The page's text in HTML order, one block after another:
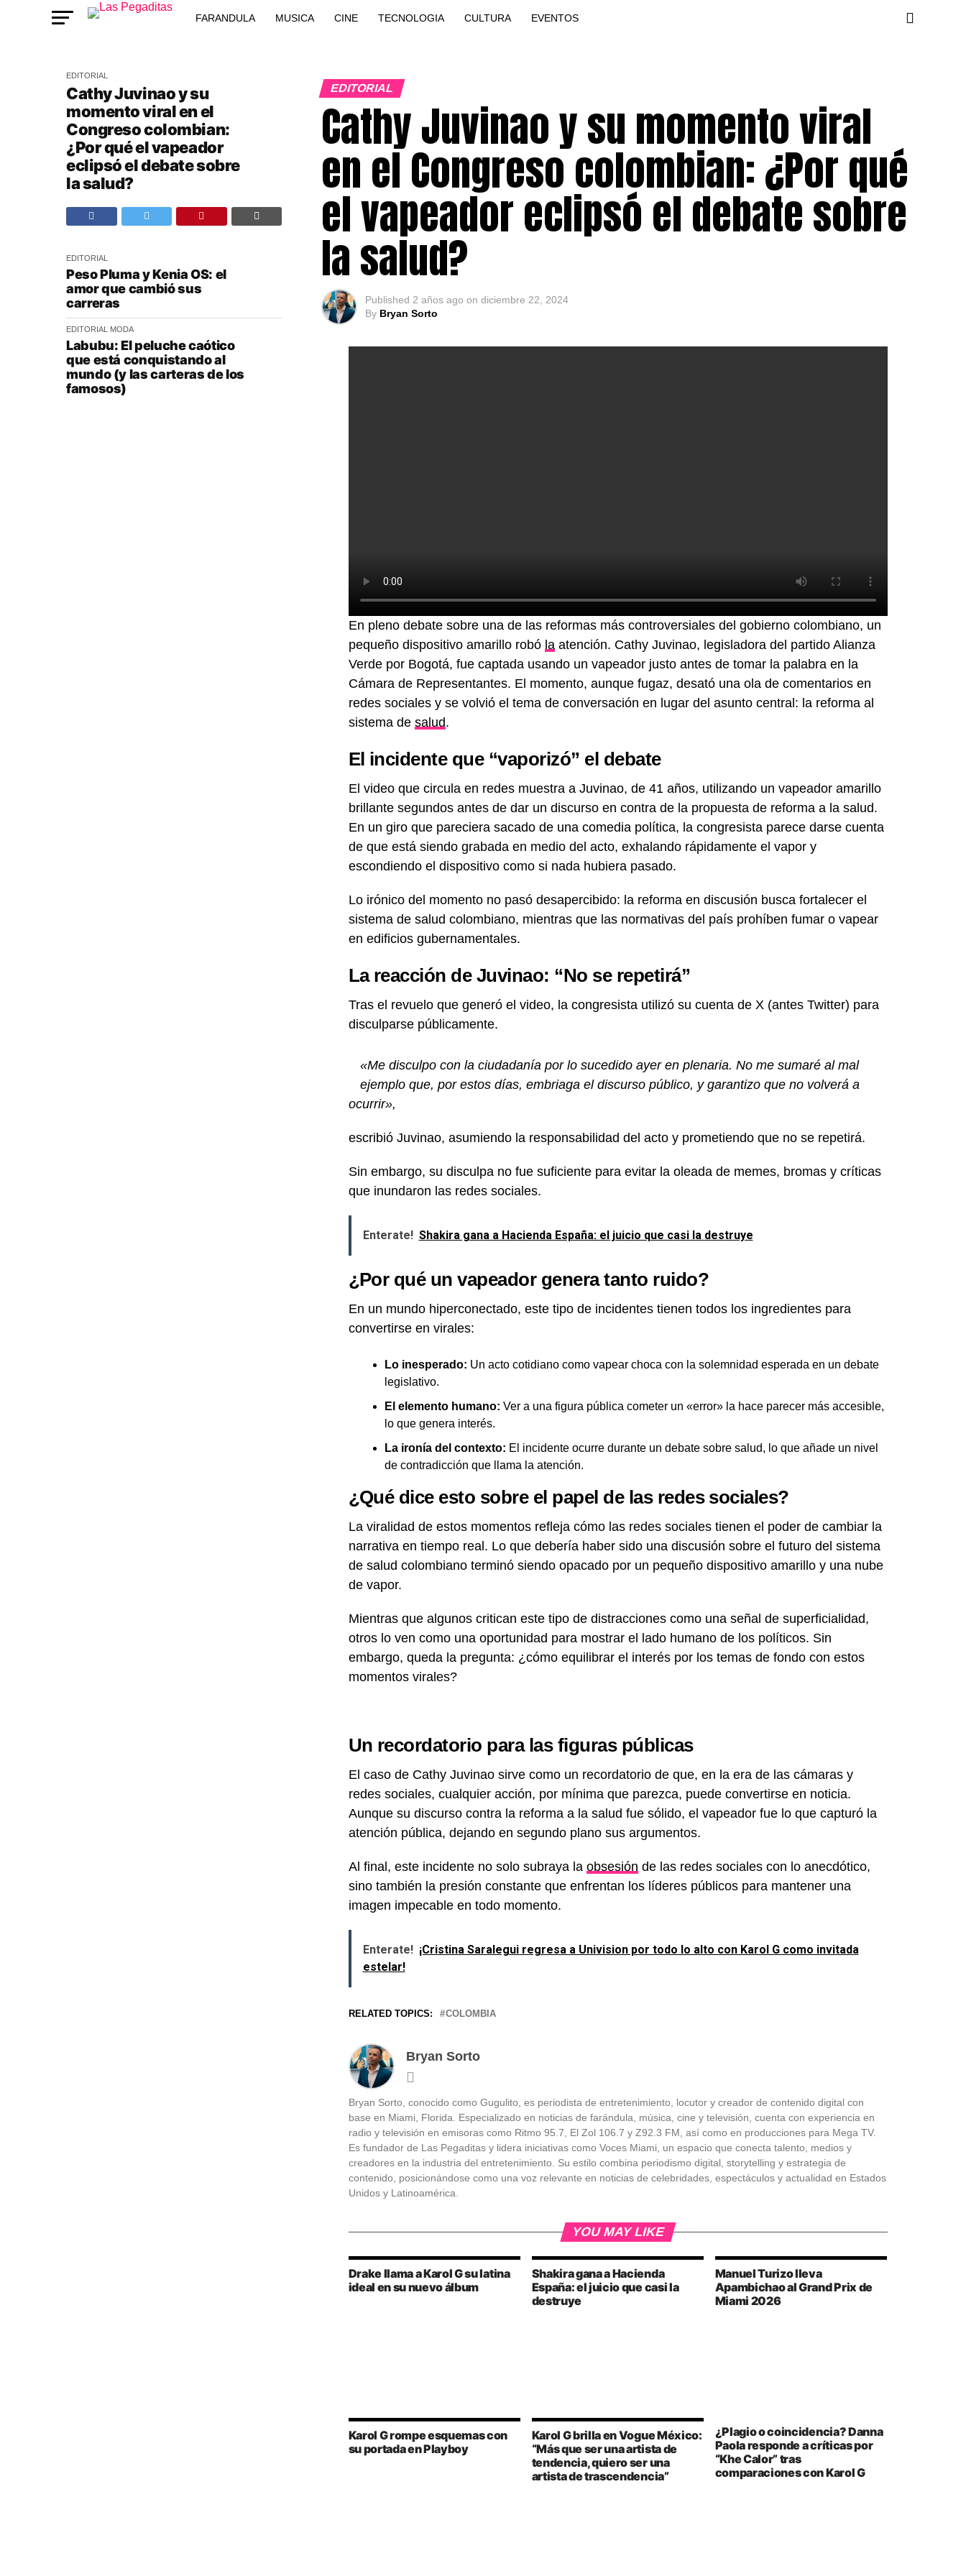
FARANDULA MUSICA CINE TECNOLOGIA CULTURA EVENTOS
EDITORIAL
Cathy Juvinao y su
momento viral en el
Congreso colombian:
¿Por qué el vapeador
eclipsó el debate sobre
la salud?
EDITORIAL
Peso Pluma y Kenia OS: el
amor que cambió sus
carreras
EDITORIAL MODA
Labubu: El peluche caótico
que está conquistando al
mundo (y las carteras de los
famosos)
EDITORIAL
Cathy Juvinao y su momento viral
en el Congreso colombian: ¿Por qué
el vapeador eclipsó el debate sobre
la salud?
Published 2 años ago on diciembre 22, 2024
By Bryan Sorto
En pleno debate sobre una de las reformas más controversiales del gobierno colombiano, un
pequeño dispositivo amarillo robó laatención. Cathy Juvinao, legisladora del partido Alianza
Verde por Bogotá, fue captada usando un vapeador justo antes de tomar la palabra en la
Cámara de Representantes. El momento, aunque fugaz, desató una ola de comentarios en
redes sociales y se volvió el tema de conversación en lugar del asunto central: la reforma al
sistema de salud.
El incidente que “vaporizó” el debate
El video que circula en redes muestra a Juvinao, de 41 años, utilizando un vapeador amarillo
brillante segundos antes de dar un discurso en contra de la propuesta de reforma a la salud.
En un giro que pareciera sacado de una comedia política, la congresista parece darse cuenta
de que está siendo grabada en medio del acto, exhalando rápidamente el vapor y
escondiendo el dispositivo como si nada hubiera pasado.
Lo irónico del momento no pasó desapercibido: la reforma en discusión busca fortalecer el
sistema de salud colombiano, mientras que las normativas del país prohíben fumar o vapear
en edificios gubernamentales.
La reacción de Juvinao: “No se repetirá”
Tras el revuelo que generó el video, la congresista utilizó su cuenta de X (antes Twitter) para
disculparse públicamente.
«Me disculpo con la ciudadanía por lo sucedido ayer en plenaria. No me sumaré al mal
ejemplo que, por estos días, embriaga el discurso público, y garantizo que no volverá a
ocurrir»,
escribió Juvinao, asumiendo la responsabilidad del acto y prometiendo que no se repetirá.
Sin embargo, su disculpa no fue suficiente para evitar la oleada de memes, bromas y críticas
que inundaron las redes sociales.
Enterate! Shakira gana a Hacienda España: el juicio que casi la destruye
¿Por qué un vapeador genera tanto ruido?
En un mundo hiperconectado, este tipo de incidentes tienen todos los ingredientes para
convertirse en virales:
Lo inesperado: Un acto cotidiano como vapear choca con la solemnidad esperada en un debate
legislativo.
El elemento humano: Ver a una figura pública cometer un «error» la hace parecer más accesible,
lo que genera interés.
La ironía del contexto: El incidente ocurre durante un debate sobre salud, lo que añade un nivel
de contradicción que llama la atención.
¿Qué dice esto sobre el papel de las redes sociales?
La viralidad de estos momentos refleja cómo las redes sociales tienen el poder de cambiar la
narrativa en tiempo real. Lo que debería haber sido una discusión sobre el futuro del sistema
de salud colombiano terminó siendo opacado por un pequeño dispositivo amarillo y una nube
de vapor.
Mientras que algunos critican este tipo de distracciones como una señal de superficialidad,
otros lo ven como una oportunidad para mostrar el lado humano de los políticos. Sin
embargo, queda la pregunta: ¿cómo equilibrar el interés por los temas de fondo con estos
momentos virales?
Un recordatorio para las figuras públicas
El caso de Cathy Juvinao sirve como un recordatorio de que, en la era de las cámaras y
redes sociales, cualquier acción, por mínima que parezca, puede convertirse en noticia.
Aunque su discurso contra la reforma a la salud fue sólido, el vapeador fue lo que capturó la
atención pública, dejando en segundo plano sus argumentos.
Al final, este incidente no solo subraya la obsesión de las redes sociales con lo anecdótico,
sino también la presión constante que enfrentan los líderes públicos para mantener una
imagen impecable en todo momento.
Enterate! ¡Cristina Saralegui regresa a Univision por todo lo alto con Karol G como invitada
estelar!
RELATED TOPICS: COLOMBIA
Bryan Sorto
Bryan Sorto, conocido como Gugulito, es periodista de entretenimiento, locutor y creador de contenido digital con
base en Miami, Florida. Especializado en noticias de farándula, música, cine y televisión, cuenta con experiencia en
radio y televisión en emisoras como Ritmo 95.7, El Zol 106.7 y Z92.3 FM, así como en producciones para Mega TV.
Es fundador de Las Pegaditas y lidera iniciativas como Voces Miami, un espacio que conecta talento, medios y
creadores en la industria del entretenimiento. Su estilo combina periodismo digital, storytelling y estrategia de
contenido, posicionándose como una voz relevante en noticias de celebridades, espectáculos y actualidad en Estados
Unidos y Latinoamérica.
YOU MAY LIKE
Drake llama a Karol G su latina
ideal en su nuevo álbum
Shakira gana a Hacienda
España: el juicio que casi la
destruye
Manuel Turizo lleva
Apambichao al Grand Prix de
Miami 2026
Karol G rompe esquemas con
su portada en Playboy
Karol G brilla en Vogue México:
“Más que ser una artista de
tendencia, quiero ser una
artista de trascendencia”
¿Plagio o coincidencia? Danna
Paola responde a críticas por
“Khe Calor” tras
comparaciones con Karol G